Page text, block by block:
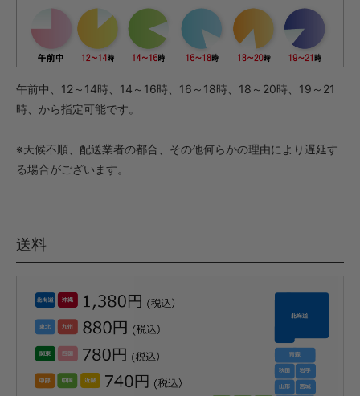
午前中、12～14時、14～16時、16～18時、18～20時、19～21
時、から指定可能です。
※天候不順、配送業者の都合、その他何らかの理由により遅延す
る場合がございます。
送料